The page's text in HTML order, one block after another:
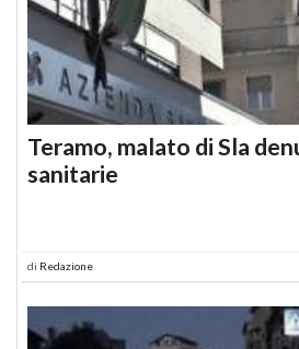
Teramo, malato di Sla
sanitarie
di Redazione